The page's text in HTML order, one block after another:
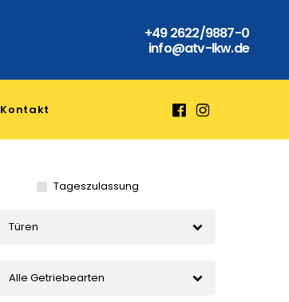
+49 2622/9887-0
info@atv-lkw.de
Kontakt
Tageszulassung
Türen
Alle Getriebearten